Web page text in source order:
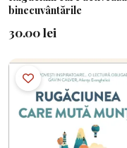
binecuvântările
30.00 lei